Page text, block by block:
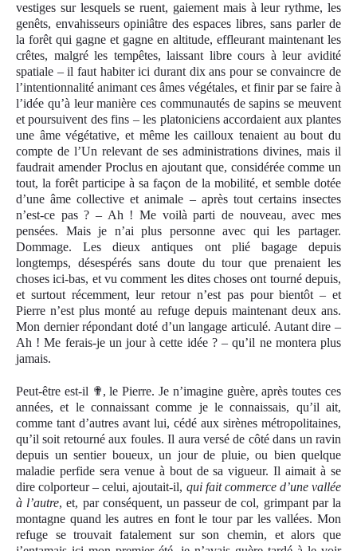
vestiges sur lesquels se ruent, gaiement mais à leur rythme, les
genêts, envahisseurs opiniâtre des espaces libres, sans parler de
la forêt qui gagne et gagne en altitude, effleurant maintenant les
crêtes, malgré les tempêtes, laissant libre cours à leur avidité
spatiale – il faut habiter ici durant dix ans pour se convaincre de
l’intentionnalité animant ces âmes végétales, et finir par se faire à
l’idée qu’à leur manière ces communautés de sapins se meuvent
et poursuivent des fins – les platoniciens accordaient aux plantes
une âme végétative, et même les cailloux tenaient au bout du
compte de l’Un relevant de ses administrations divines, mais il
faudrait amender Proclus en ajoutant que, considérée comme un
tout, la forêt participe à sa façon de la mobilité, et semble dotée
d’une âme collective et animale – après tout certains insectes
n’est-ce pas ? – Ah ! Me voilà parti de nouveau, avec mes
pensées. Mais je n’ai plus personne avec qui les partager.
Dommage. Les dieux antiques ont plié bagage depuis
longtemps, désespérés sans doute du tour que prenaient les
choses ici-bas, et vu comment les dites choses ont tourné depuis,
et surtout récemment, leur retour n’est pas pour bientôt – et
Pierre n’est plus monté au refuge depuis maintenant deux ans.
Mon dernier répondant doté d’un langage articulé. Autant dire –
Ah ! Me ferais-je un jour à cette idée ? – qu’il ne montera plus
jamais.
Peut-être est-il ✟, le Pierre. Je n’imagine guère, après toutes ces
années, et le connaissant comme je le connaissais, qu’il ait,
comme tant d’autres avant lui, cédé aux sirènes métropolitaines,
qu’il soit retourné aux foules. Il aura versé de côté dans un ravin
depuis un sentier boueux, un jour de pluie, ou bien quelque
maladie perfide sera venue à bout de sa vigueur. Il aimait à se
dire colporteur – celui, ajoutait-il, qui fait commerce d’une vallée
à l’autre, et, par conséquent, un passeur de col, grimpant par la
montagne quand les autres en font le tour par les vallées. Mon
refuge se trouvait fatalement sur son chemin, et alors que